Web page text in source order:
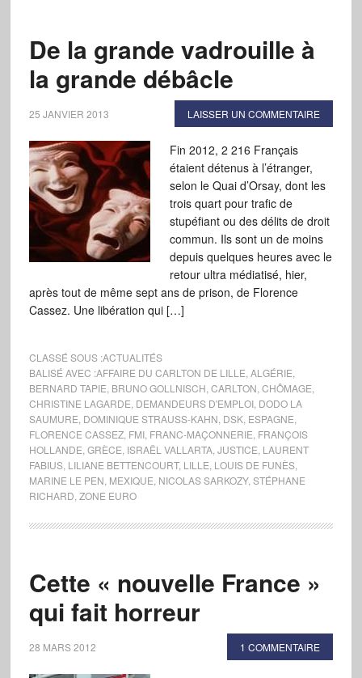
De la grande vadrouille à
la grande débâcle
25 JANVIER 2013 LAISSER UN COMMENTAIRE
Fin 2012, 2 216 Français
étaient détenus à l’étranger,
selon le Quai d’Orsay, dont les
trois quart pour trafic de
stupéfiant ou des délits de droit
commun. Ils sont un de moins
depuis quelques heures avec le
retour ultra médiatisé, hier,
après tout de même sept ans de prison, de Florence
Cassez. Une libération qui […]
CLASSÉ SOUS :ACTUALITÉS
BALISÉ AVEC :AFFAIRE DU CARLTON DE LILLE ALGÉRIE
BERNARD TAPIE BRUNO GOLLNISCH CARLTON CHÔMAGE
CHRISTINE LAGARDE DEMANDEURS D'EMPLOI, DODO LA
SAUMURE DOMINIQUE STRAUSS-KAHN DSK, ESPAGNE
FLORENCE CASSEZ, FMI, FRANC-MAÇONNERIE FRANÇOIS
HOLLANDE GRÈCE ISRAËL VALLARTA, JUSTICE LAURENT
FABIUS, LILIANE BETTENCOURT, LILLE LOUIS DE FUNÈS,
MARINE LE PEN MEXIQUE NICOLAS SARKOZY, STÉPHANE
RICHARD ZONE EURO
Cette « nouvelle France »
qui fait horreur
28 MARS 2012 1 COMMENTAIRE